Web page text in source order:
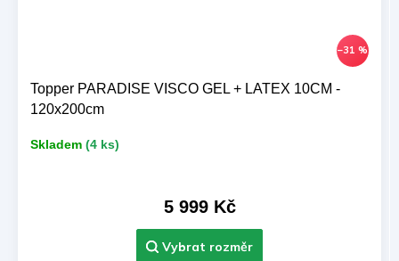
–31 %
Topper PARADISE VISCO GEL + LATEX 10CM -
120x200cm
Skladem (4 ks)
5 999 Kč